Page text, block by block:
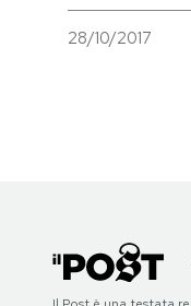
28/10/2017